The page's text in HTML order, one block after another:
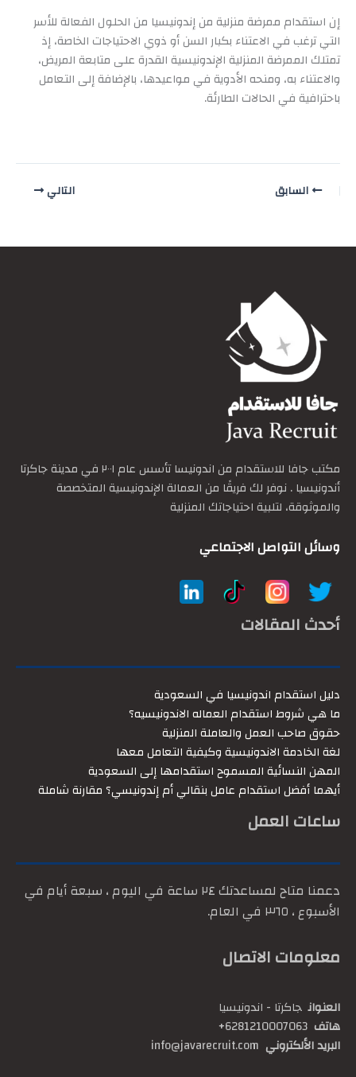
إن استقدام ممرضة منزلية من إندونيسيا من الحلول الفعالة للأسر
التي ترغب في الاعتناء بكبار السن أو ذوي الاحتياجات الخاصة، إذ
تمتلك الممرضة المنزلية الإندونيسية القدرة على متابعة المريض،
والاعتناء به، ومنحه الأدوية في مواعيدها، بالإضافة إلى التعامل
باحترافية في الحالات الطارئة.
السابق التالي
مكتب جافا للاستقدام من اندونيسا تأسس عام ٢٠٠١ في مدينة جاكرتا
أندونيسيا . نوفر لك فريقًا من العمالة الإندونيسية المتخصصة
والموثوقة، لتلبية احتياجاتك المنزلية
وسائل التواصل الاجتماعي
أحدث المقالات
دليل استقدام اندونيسيا في السعودية
ما هي شروط استقدام العماله الاندونيسيه؟
حقوق صاحب العمل والعاملة المنزلية
لغة الخادمة الاندونيسية وكيفية التعامل معها
المهن النسائية المسموح استقدامها إلى السعودية
أيهما أفضل استقدام عامل بنقالي أم إندونيسي؟ مقارنة شاملة
ساعات العمل
دعمنا متاح لمساعدتك ٢٤ ساعة في اليوم ، سبعة أيام في
الأسبوع ، ٣٦٥ في العام.
معلومات الاتصال
العنوان جاكرتا - اندونيسيا
هاتف 6281210007063+
البريد الألكتروني info@javarecruit.com